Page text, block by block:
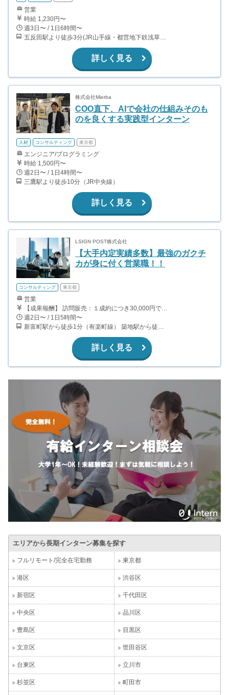
営業
時給 1,230円〜
週3日〜 / 1日6時間〜
五反田駅より徒歩3分(JR山手線・都営地下鉄浅草線・東急電鉄池上線)
詳しく見る
株式会社Mierba
COO直下、AIで会社の仕組みそのも
のを良くする実践型インターン
人材 コンサルティング 東京都
エンジニア/プログラミング
時給 1,500円〜
週2日〜 / 1日4時間〜
三鷹駅より徒歩10分（JR中央線）
詳しく見る
LSIGN POST株式会社
【大手内定実績多数】最強のガクチ
カが身に付く営業職！！
コンサルティング 東京都
営業
【成果報酬】 訪問販売：１成約につき30,000円です。 例えば、光インターネットの成約であれば、平均的に2.5日で1件の契約が見込めます。（12,000円/1日6時間稼働） ＜月収例＞月に50万以上稼ぐ方もいます！ ・月5件成約：150,000円 ・月15件成約：450,000円 ・月30成約：900,000円➕マネジメントインセンティブ300,000円 合計1,200,000円 時給換算で2,000円程度が、平均的なインターン生の報酬となっています。
週2日〜 / 1日5時間〜
新富町駅から徒歩1分（有楽町線） 築地駅から徒歩2分（日比谷線）
詳しく見る
エリアから長期インターン募集を探す
フルリモート/完全在宅勤務 東京都
港区 渋谷区
新宿区 千代田区
中央区 品川区
豊島区 目黒区
文京区 世田谷区
台東区 立川市
杉並区 町田市